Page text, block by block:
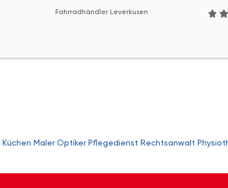
Fahrradhändler Leverkusen
Küchen Maler Optiker Pflegedienst Rechtsanwalt